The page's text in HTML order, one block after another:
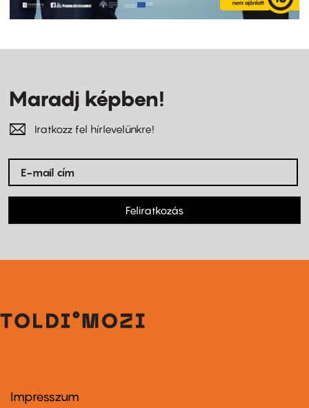
Maradj képben!
Iratkozz fel hírlevelünkre!
Feliratkozás
Footer
Impresszum